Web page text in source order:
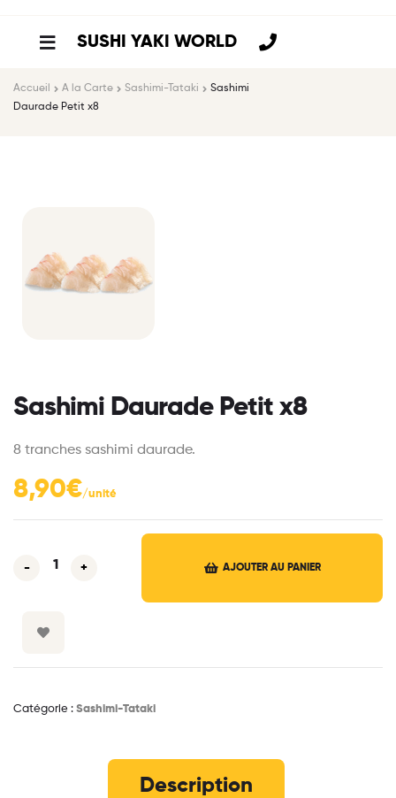
SUSHI YAKI WORLD
Accueil A la Carte Sashimi-Tataki
Sashimi
Daurade Petit x8
Sashimi Daurade Petit x8
8 tranches sashimi daurade.
8,90€
- + AJOUTER AU PANIER
Catégorie : Sashimi-Tataki
Description